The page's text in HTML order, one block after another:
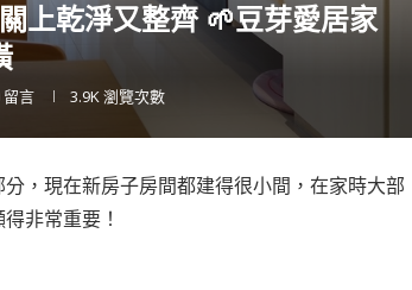
上乾淨又整齊 🌱豆芽愛居家
留言 3.9K瀏覽次數
，現在新房子房間都建得很小間，在家時大部
非常重要！